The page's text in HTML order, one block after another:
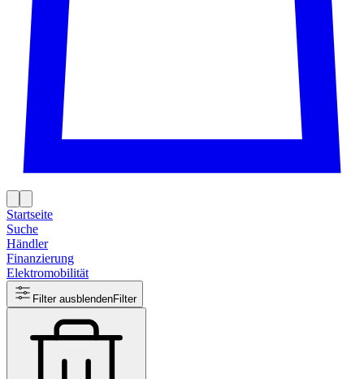
Startseite
Suche
Händler
Finanzierung
Elektromobilität
Filter ausblendenFilter